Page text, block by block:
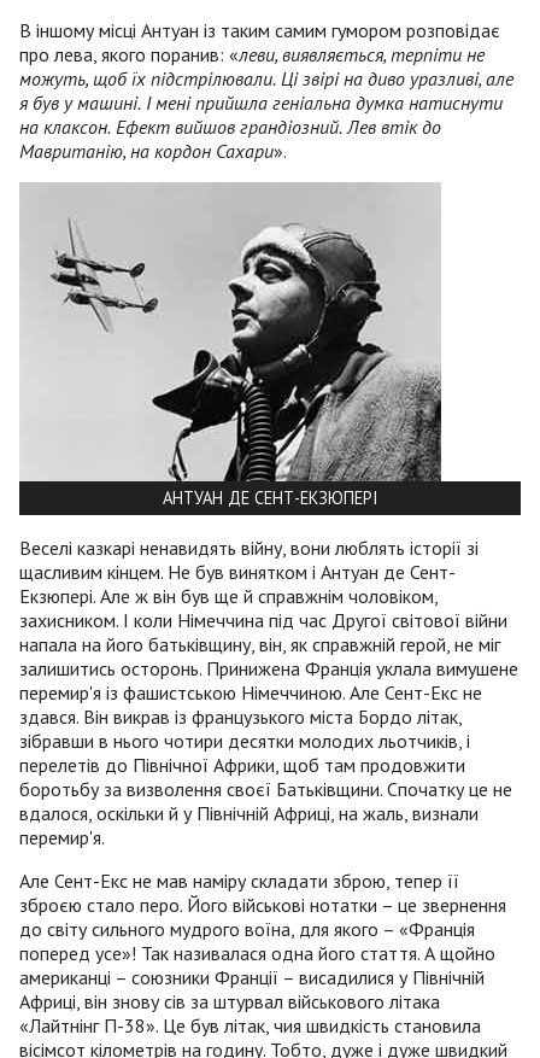
В іншому місці Антуан із таким самим гумором розповідає
про лева, якого поранив: «леви, виявляється, терпіти не
можуть, щоб їх підстрілювали. Ці звірі на диво уразливі, але
я був у машині. І мені прийшла геніальна думка натиснути
на клаксон. Ефект вийшов грандіозний. Лев втік до
Мавританію, на кордон Сахари».
АНТУАН ДЕ СЕНТ-ЕКЗЮПЕРІ
Веселі казкарі ненавидять війну, вони люблять історії зі
щасливим кінцем. Не був винятком і Антуан де Сент-
Екзюпері. Але ж він був ще й справжнім чоловіком,
захисником. І коли Німеччина під час Другої світової війни
напала на його батьківщину, він, як справжній герой, не міг
залишитись осторонь. Принижена Франція уклала вимушене
перемир'я із фашистською Німеччиною. Але Сент-Екс не
здався. Він викрав із французького міста Бордо літак,
зібравши в нього чотири десятки молодих льотчиків, і
перелетів до Північної Африки, щоб там продовжити
боротьбу за визволення своєї Батьківщини. Спочатку це не
вдалося, оскільки й у Північній Африці, на жаль, визнали
перемир'я.
Але Сент-Екс не мав наміру складати зброю, тепер її
зброєю стало перо. Його військові нотатки – це звернення
до світу сильного мудрого воїна, для якого – «Франція
поперед усе»! Так називалася одна його стаття. А щойно
американці – союзники Франції – висадилися у Північній
Африці, він знову сів за штурвал військового літака
«Лайтнінг П-38». Це був літак, чия швидкість становила
вісімсот кілометрів на годину. Тобто, дуже і дуже швидкий